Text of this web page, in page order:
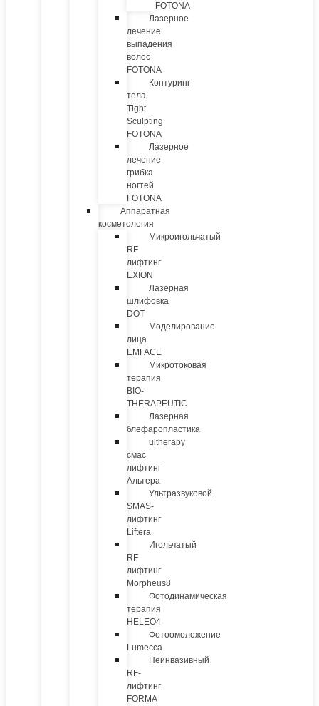
FOTONA
Лазерное
лечение
выпадения
волос
FOTONA
Контуринг
тела
Tight
Sculpting
FOTONA
Лазерное
лечение
грибка
ногтей
FOTONA
Аппаратная
косметология
Микроигольчатый
RF-
лифтинг
EXION
Лазерная
шлифовка
DOT
Моделирование
лица
EMFACE
Микротоковая
терапия
BIO-
THERAPEUTIC
Лазерная
блефаропластика
ultherapy
смас
лифтинг
Альтера
Ультразвуковой
SMAS-
лифтинг
Liftera
Игольчатый
RF
лифтинг
Morpheus8
Фотодинамическая
терапия
HELEO4
Фотоомоложение
Lumecca
Неинвазивный
RF-
лифтинг
FORMA